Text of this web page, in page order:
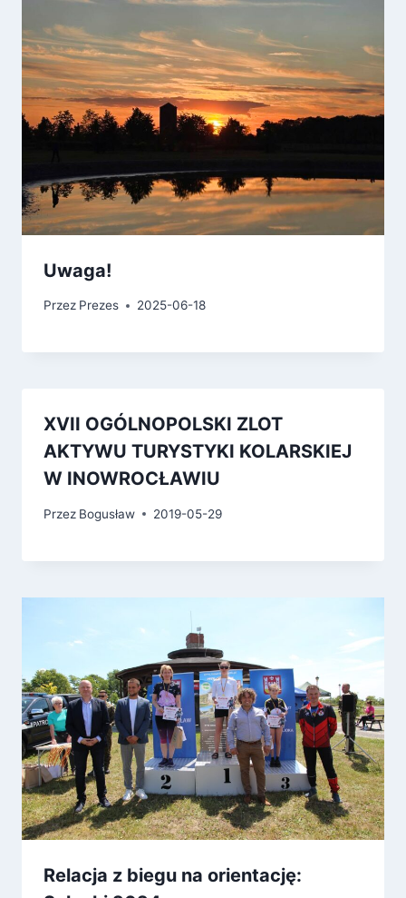
Uwaga!
Przez Prezes 2025-06-18
XVII OGÓLNOPOLSKI ZLOT
AKTYWU TURYSTYKI KOLARSKIEJ
W INOWROCŁAWIU
Przez Bogusław 2019-05-29
Relacja z biegu na orientację: